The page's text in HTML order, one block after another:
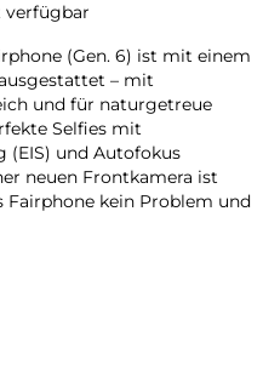
verfügbar
(Gen. 6) ist mit einem
– mit
und für naturgetreue
Selfies mit
(EIS) und Autofokus
neuen Frontkamera ist
kein Problem und